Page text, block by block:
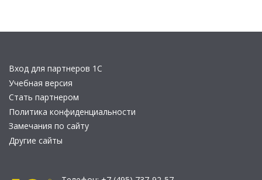
Вход для партнеров 1С
Учебная версия
Стать партнером
Политика конфиденциальности
Замечания по сайту
Другие сайты